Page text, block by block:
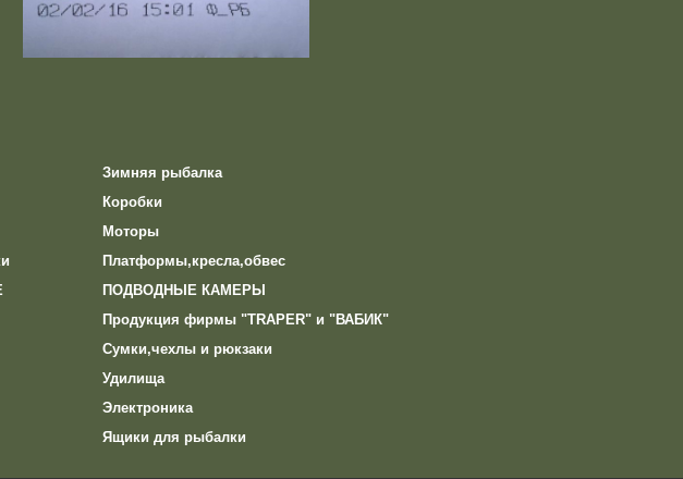
Зимняя рыбалка
Коробки
Моторы
Платформы,кресла,обвес
ПОДВОДНЫЕ КАМЕРЫ
Продукция фирмы "TRAPER" и "ВАБИК"
Сумки,чехлы и рюкзаки
Удилища
Электроника
Ящики для рыбалки